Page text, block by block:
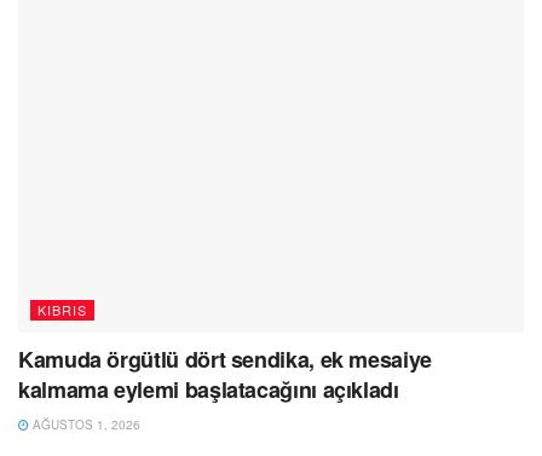
KIBRIS
Kamuda örgütlü dört sendika, ek mesaiye
kalmama eylemi başlatacağını açıkladı
AĞUSTOS 1, 2026